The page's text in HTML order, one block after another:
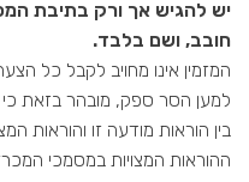
יש להגיש אך ורק בתיבת
חובב, ושם בלבד.
המזמין אינו מחויב לקבל כל
למען הסר ספק, מובהר בזאת
בין הוראות מודעה זו והוראות
ההוראות המצויות במסמכי